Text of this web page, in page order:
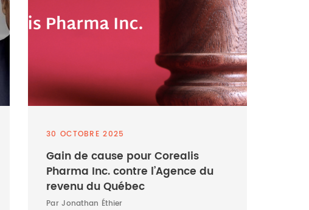
30 OCTOBRE 2025
Gain de cause pour Corealis
Pharma Inc. contre l’Agence du
revenu du Québec
Par Jonathan Éthier